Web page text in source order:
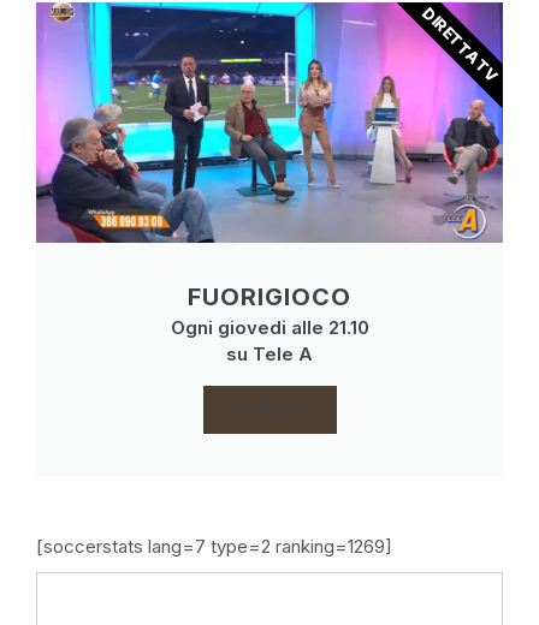
FUORIGIOCO
Ogni giovedi alle 21.10
su Tele A
CLICCA
DIRETTA TV
[soccerstats lang=7 type=2 ranking=1269]